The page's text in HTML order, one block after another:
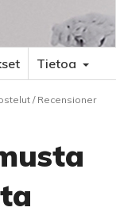
Tietoa
/ Recensioner